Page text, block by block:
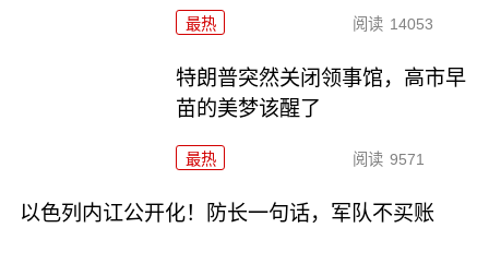
最热 阅读 14053
特朗普突然关闭领事馆，高市早
苗的美梦该醒了
最热 阅读 9571
以色列内讧公开化！防长一句话，军队不买账